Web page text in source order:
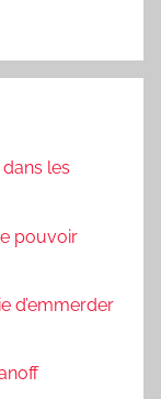
les
pouvoir
d’emmerder